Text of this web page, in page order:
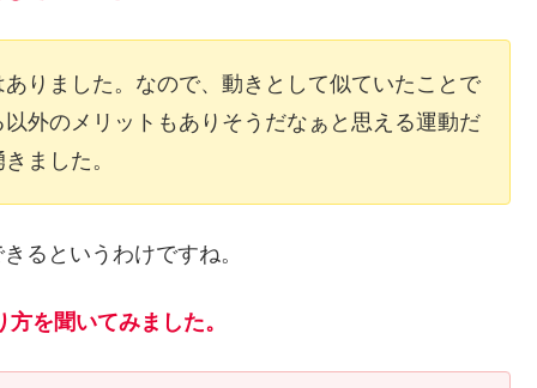
りました。なので、動きとして似ていたことで
外のメリットもありそうだなぁと思える運動だ
ました。
るというわけですね。
を聞いてみました。